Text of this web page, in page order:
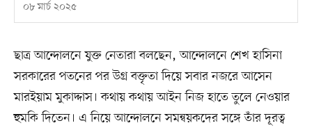
০৮ মার্চ ২০২৫
ছাত্র আন্দোলনে যুক্ত নেতারা বলছেন, আন্দোলনে শেখ হাসিনা
সরকারের পতনের পর উগ্র বক্তৃতা দিয়ে সবার নজরে আসেন
মারইয়াম মুকাদ্দাস। কথায় কথায় আইন নিজ হাতে তুলে নেওয়ার
হুমকি দিতেন। এ নিয়ে আন্দোলনে সমন্বয়কদের সঙ্গে তাঁর দূরত্ব